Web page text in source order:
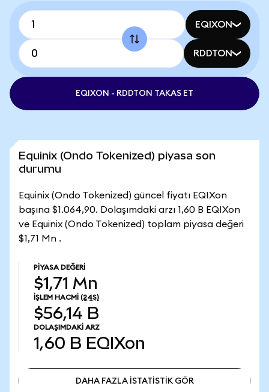
EQIXON
RDDTON
EQIXON - RDDTON TAKAS ET
Equinix (Ondo Tokenized) piyasa son
durumu
Equinix (Ondo Tokenized) güncel fiyatı EQIXon
başına $1.064,90. Dolaşımdaki arzı 1,60 B EQIXon
ve Equinix (Ondo Tokenized) toplam piyasa değeri
$1,71 Mn .
PIYASA DEĞERI
$1,71 Mn
İŞLEM HACMI (24S)
$56,14 B
DOLAŞIMDAKI ARZ
1,60 B EQIXon
DAHA FAZLA İSTATİSTİK GÖR